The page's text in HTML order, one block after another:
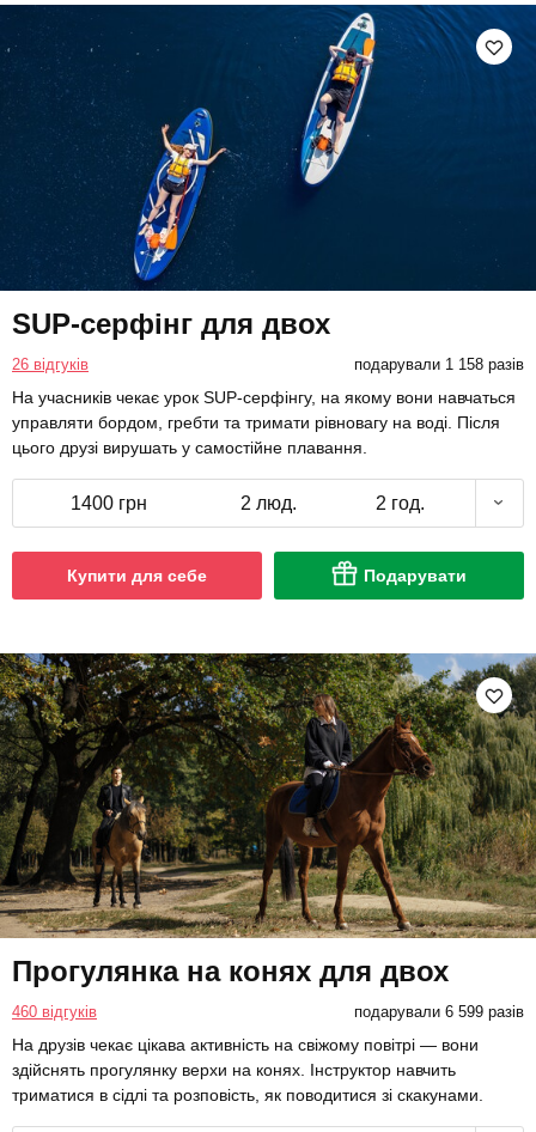
SUP-серфінг для двох
26 відгуків подарували 1 158 разів
На учасників чекає урок SUP-серфінгу, на якому вони навчаться
управляти бордом, гребти та тримати рівновагу на воді. Після
цього друзі вирушать у самостійне плавання.
1400 грн 2 люд. 2 год.
Купити для себе Подарувати
Прогулянка на конях для двох
460 відгуків подарували 6 599 разів
На друзів чекає цікава активність на свіжому повітрі — вони
здійснять прогулянку верхи на конях. Інструктор навчить
триматися в сідлі та розповість, як поводитися зі скакунами.